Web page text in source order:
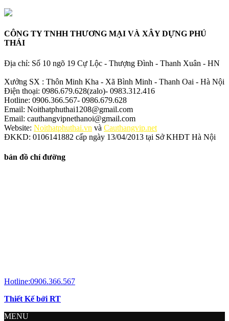
CÔNG TY TNHH THƯƠNG MẠI VÀ XÂY DỰNG PHÚ
THÁI
Địa chỉ: Số 10 ngõ 19 Cự Lộc - Thượng Đình - Thanh Xuân - HN
Xưởng SX : Thôn Minh Kha - Xã Bình Minh - Thanh Oai - Hà Nội
Điện thoại: 0986.679.628(zalo)- 0983.312.416
Hotline: 0906.366.567- 0986.679.628
Email: Noithatphuthai1208@gmail.com
Email: cauthangvipnethanoi@gmail.com
Website: Noithatphuthai.vn và Cauthangvip.net
ĐKKD: 0106141882 cấp ngày 13/04/2013 tại Sở KHĐT Hà Nội
bản đồ chỉ đường
Hotline:0906.366.567
Thiết Kế bởi RT
MENU